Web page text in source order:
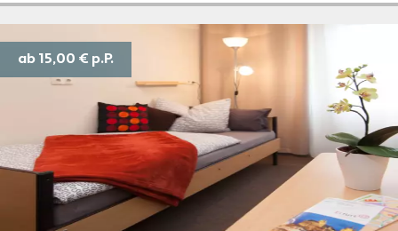
ab 15,00 € p.P.